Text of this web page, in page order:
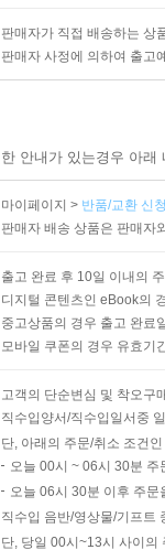
판매자가 직접 배송하는 상
판매자 사정에 의하여 출고
안내가 있는경우 아
마이페이지 > 반품/교환 신
판매자 배송 상품은 판매자
출고 완료 후 10일 이내의
디지털 콘텐츠인 eBook의
중고상품의 경우 출고 완료
모바일 쿠폰의 경우 유효기
고객의 단순변심 및 착오구
직수입양서/직수입일서중
단, 아래의 주문/취소 조건
오늘 00시 ~ 06시 30분
오늘 06시 30분 이후 주
직수입 음반/영상물/기프트
단, 당일 00시~13시 사이의